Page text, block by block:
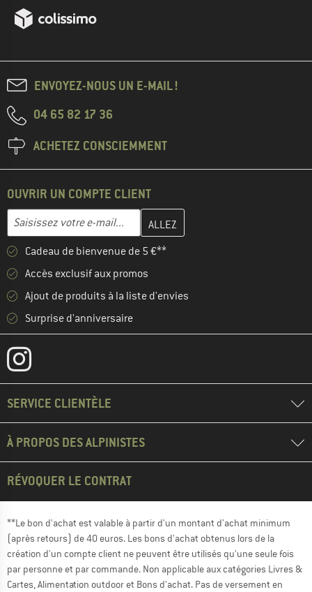
ENVOYEZ-NOUS UN E-MAIL !
04 65 82 17 36
ACHETEZ CONSCIEMMENT
OUVRIR UN COMPTE CLIENT
Adresse e-mail
Entrez votre adresse e-mail ici et créez votre compte client à la
Cadeau de bienvenue de 5 €**
Accès exclusif aux promos
Ajout de produits à la liste d'envies
Surprise d'anniversaire
SERVICE CLIENTÈLE
À PROPOS DES ALPINISTES
RÉVOQUER LE CONTRAT
**Le bon d'achat est valable à partir d'un montant d'achat minimum
(après retours) de 40 euros. Les bons d'achat obtenus lors de la
création d'un compte client ne peuvent être utilisés qu'une seule fois
par personne et par commande. Non applicable aux catégories Livres &
Cartes, Alimentation outdoor et Bons d'achat. Pas de versement en